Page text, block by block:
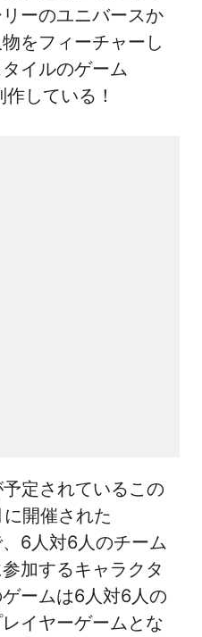
ーのユニバースか
をフィーチャーし
イルのゲーム
している！
定されているこの
開催された
6人対6人のチーム
加するキャラクタ
ームは6人対6人の
イヤーゲームとな